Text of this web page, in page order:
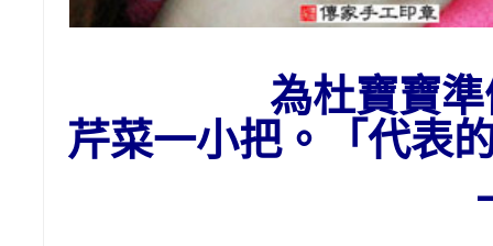
為杜寶寶
芹菜一小把。「代表